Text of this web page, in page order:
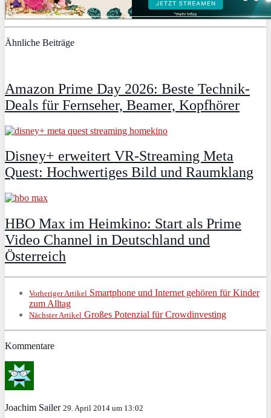
Ähnliche Beiträge
Amazon Prime Day 2026: Beste Technik-
Deals für Fernseher, Beamer, Kopfhörer
Disney+ erweitert VR‑Streaming Meta
Quest: Hochwertiges Bild und Raumklang
HBO Max im Heimkino: Start als Prime
Video Channel in Deutschland und
Österreich
Vorheriger Artikel Smartphone und Internet gehören für Kinder
zum Alltag
Nächster Artikel Großes Potenzial für Crowdinvesting
Kommentare
Joachim Sailer 29. April 2014 um 13:02